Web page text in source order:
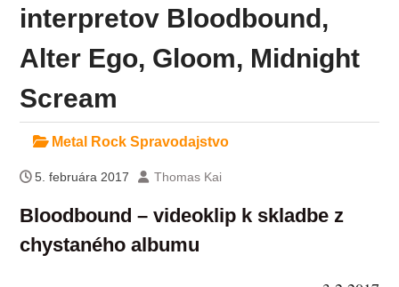
interpretov Bloodbound,
Alter Ego, Gloom, Midnight
Scream
Metal Rock Spravodajstvo
5. februára 2017 Thomas Kai
Bloodbound – videoklip k skladbe z
chystaného albumu